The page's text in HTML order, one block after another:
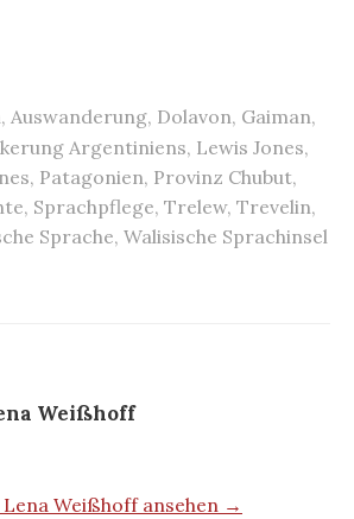
, Auswanderung, Dolavon, Gaiman,
Argentiniens, Lewis Jones,
, Patagonien, Provinz Chubut,
, Sprachpflege, Trelew, Trevelin,
Sprache, Walisische Sprachinsel
Weißhoff
Weißhoff ansehen →